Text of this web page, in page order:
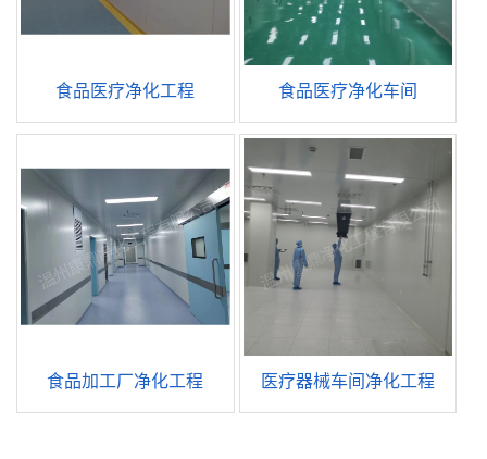
食品医疗净化工程 食品医疗净化车间
食品加工厂净化工程 医疗器械车间净化工程